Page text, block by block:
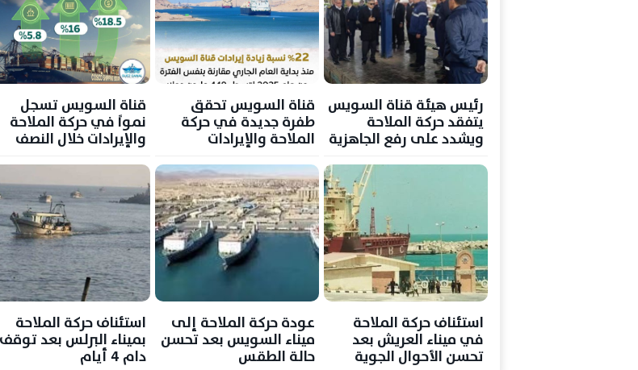
رئيس هيئة قناة السويس
يتفقد حركة الملاحة
ويشدد على رفع الجاهزية
قناة السويس تحقق
طفرة جديدة في حركة
الملاحة والإيرادات
قناة السويس تسجل
نمواً في حركة الملاحة
والإيرادات خلال النصف
استئناف حركة الملاحة
في ميناء العريش بعد
تحسن الأحوال الجوية
عودة حركة الملاحة إلى
ميناء السويس بعد تحسن
حالة الطقس
استئناف حركة الملاحة
بميناء البرلس بعد توقف
دام 4 أيام